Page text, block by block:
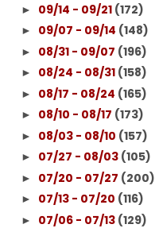
► 09/14 - 09/21 (172)
► 09/07 - 09/14 (148)
► 08/31 - 09/07 (196)
► 08/24 - 08/31 (158)
► 08/17 - 08/24 (165)
► 08/10 - 08/17 (173)
► 08/03 - 08/10 (157)
► 07/27 - 08/03 (105)
► 07/20 - 07/27 (200)
► 07/13 - 07/20 (116)
► 07/06 - 07/13 (129)